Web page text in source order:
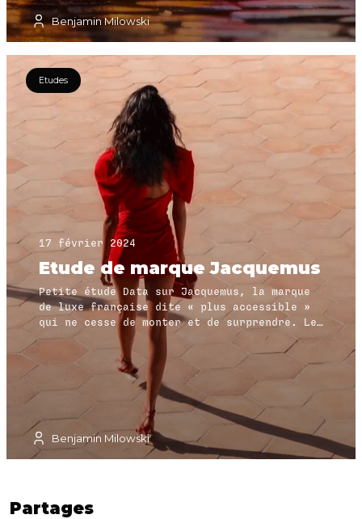
Benjamin Milowski
Etudes
17 février 2024
Etude de marque Jacquemus
Petite étude Data sur Jacquemus, la marque
de luxe française dite « plus accessible »
qui ne cesse de monter et de surprendre. Les
données témoignent de la popularité
croissante de la marque à l’international,
de la place importante de ses sacs et bobs
colorés, produits stars qui font sa renommée
et du génie marketing de son créateur qui
utilise avec un immense talent les médias
(sociaux) et ses racines pour la promouvoir.
Benjamin Milowski
Partages